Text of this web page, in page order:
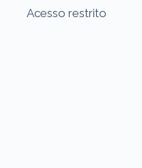
Acesso restrito